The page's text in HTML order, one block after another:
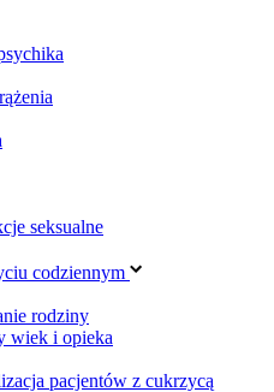
seksualne
codziennym
rodziny
wiek i opieka
pacjentów z cukrzycą